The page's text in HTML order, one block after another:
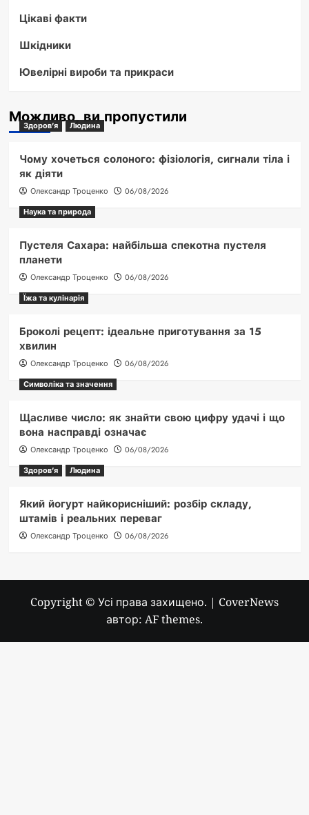
Цікаві факти
Шкідники
Ювелірні вироби та прикраси
Можливо, ви пропустили
Здоров'я Людина
Чому хочеться солоного: фізіологія, сигнали тіла і
як діяти
Олександр Троценко
06/08/2026
Наука та природа
Пустеля Сахара: найбільша спекотна пустеля
планети
Олександр Троценко
06/08/2026
Їжа та кулінарія
Броколі рецепт: ідеальне приготування за 15
хвилин
Олександр Троценко
06/08/2026
Символіка та значення
Щасливе число: як знайти свою цифру удачі і що
вона насправді означає
Олександр Троценко
06/08/2026
Здоров'я
Людина
Який йогурт найкорисніший: розбір складу,
штамів і реальних переваг
Олександр Троценко 06/08/2026
Copyright © Усі права захищено. | CoverNews
автор: AF themes.